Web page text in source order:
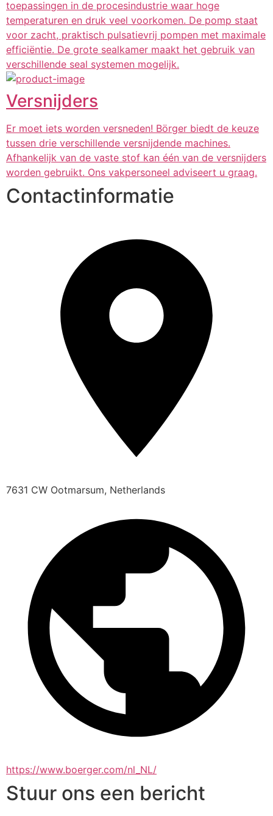
toepassingen in de procesindustrie waar hoge
temperaturen en druk veel voorkomen. De pomp staat
voor zacht, praktisch pulsatievrij pompen met maximale
efficiëntie. De grote sealkamer maakt het gebruik van
verschillende seal systemen mogelijk.
Versnijders
Er moet iets worden versneden! Börger biedt de keuze
tussen drie verschillende versnijdende machines.
Afhankelijk van de vaste stof kan één van de versnijders
worden gebruikt. Ons vakpersoneel adviseert u graag.
Contactinformatie
7631 CW Ootmarsum, Netherlands
https://www.boerger.com/nl_NL/
Stuur ons een bericht